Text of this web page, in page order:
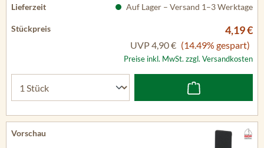
Auf Lager – Versand 1–3 Werktage
4,19 €
UVP4,90 € (14.49% gespart)
Preise inkl. MwSt. zzgl. Versandkosten